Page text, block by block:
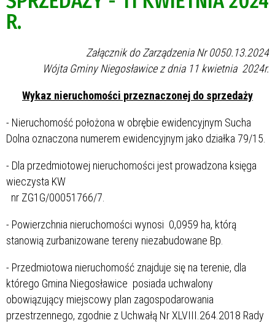
R.
Załącznik do Zarządzenia Nr 0050.13.2024
Wójta Gminy Niegosławice z dnia 11 kwietnia 2024r.
Wykaz nieruchomości przeznaczonej do sprzedaży
- Nieruchomość położona w obrębie ewidencyjnym Sucha
Dolna oznaczona numerem ewidencyjnym jako działka 79/15.
- Dla przedmiotowej nieruchomości jest prowadzona księga
wieczysta KW
nr ZG1G/00051766/7.
- Powierzchnia nieruchomości wynosi 0,0959 ha, którą
stanowią zurbanizowane tereny niezabudowane Bp.
- Przedmiotowa nieruchomość znajduje się na terenie, dla
którego Gmina Niegosławice posiada uchwalony
obowiązujący miejscowy plan zagospodarowania
przestrzennego, zgodnie z Uchwałą Nr XLVIII.264.2018 Rady